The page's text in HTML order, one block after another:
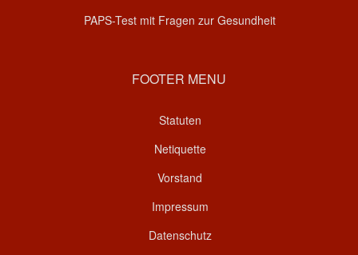
PAPS-Test mit Fragen zur Gesundheit
FOOTER MENU
Statuten
Netiquette
Vorstand
Impressum
Datenschutz